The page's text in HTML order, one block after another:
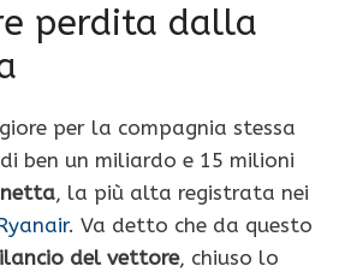
perdita dalla
per la compagnia stessa
ben un miliardo e 15 milioni
, la più alta registrata nei
. Va detto che da questo
del vettore, chiuso lo